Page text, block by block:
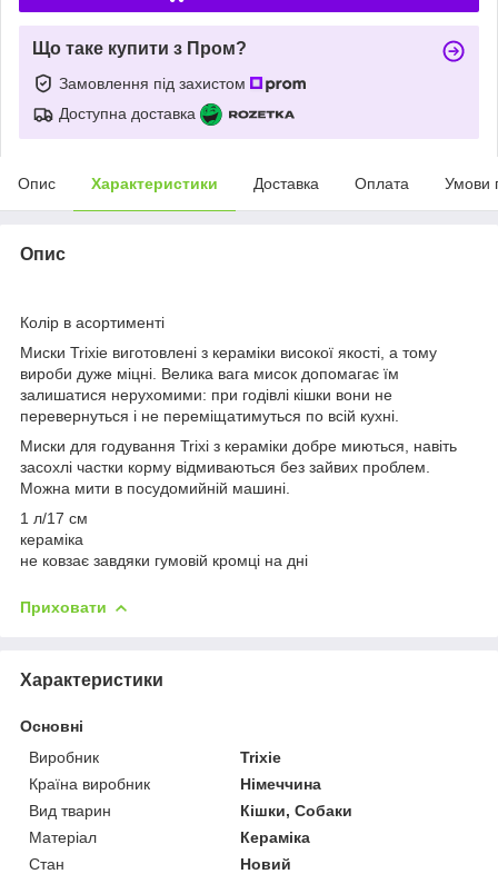
Що таке купити з Пром?
Замовлення під захистом
Доступна доставка
Опис Характеристики Доставка Оплата Умови
Опис
Колір в асортименті
Миски Trixiе виготовлені з кераміки високої якості, а тому
вироби дуже міцні. Велика вага мисок допомагає їм
залишатися нерухомими: при годівлі кішки вони не
перевернуться і не переміщатимуться по всій кухні.
Миски для годування Trixi з кераміки добре миються, навіть
засохлі частки корму відмиваються без зайвих проблем.
Можна мити в посудомийній машині.
1 л/17 см
кераміка
не ковзає завдяки гумовій кромці на дні
Приховати
Характеристики
Основні
Виробник
Trixie
Країна виробник
Німеччина
Вид тварин
Кішки, Собаки
Матеріал
Кераміка
Стан
Новий